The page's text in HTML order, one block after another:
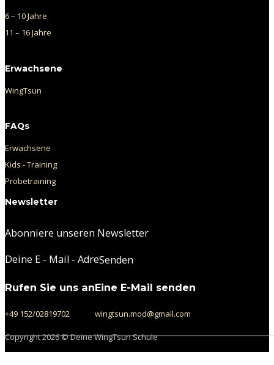
6 – 10 Jahre
11 – 16 Jahre
Erwachsene
WingTsun
FAQs
Erwachsene
Kids - Training
Probetraining
Newsletter
Abonniere unseren Newsletter
Section
Senden
Rufen Sie uns an
+49 152/02819702
Eine E-Mail senden
wingtsun.mod@gmail.com
Copyright 2026 © Deine WingTsun Schule